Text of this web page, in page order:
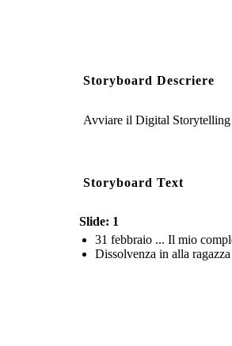
Storyboard Descriere
Avviare il Digital
Storyboard Text
Slide: 1
31 febbraio ... Il mio
Dissolvenza in alla